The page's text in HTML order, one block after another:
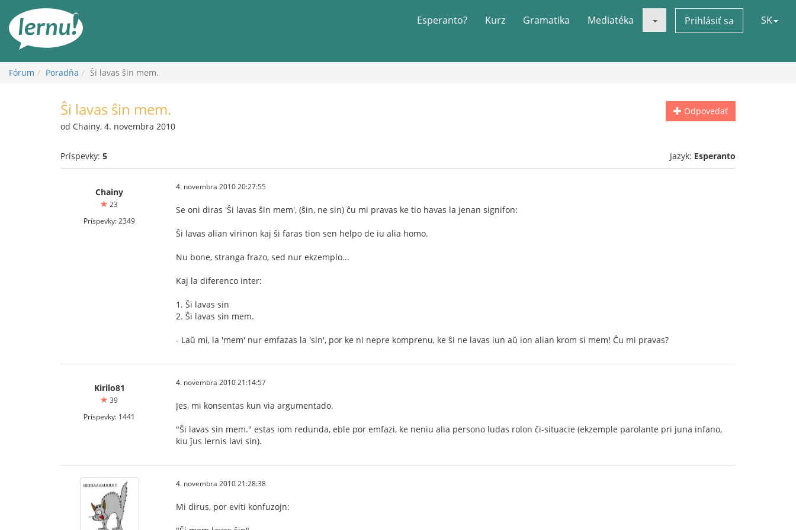
obsah
Esperanto? Kurz Gramatika Mediatéka Prihlásiť sa SK
Fórum Poradňa Ŝi lavas ŝin mem.
Odpovedať
Ŝi lavas ŝin mem.
od Chainy, 4. novembra 2010
Príspevky: 5 Jazyk: Esperanto
Chainy
23
Príspevky: 2349
4. novembra 2010 20:27:55
Se oni diras 'Ŝi lavas ŝin mem', (ŝin, ne sin) ĉu mi pravas ke tio havas la jenan signifon:
Ŝi lavas alian virinon kaj ŝi faras tion sen helpo de iu alia homo.
Nu bone, stranga frazo, sed nur ekzemplo...
Kaj la diferenco inter:
1. Ŝi lavas sin
2. Ŝi lavas sin mem.
- Laŭ mi, la 'mem' nur emfazas la 'sin', por ke ni nepre komprenu, ke ŝi ne lavas iun aŭ ion alian krom si mem! Ĉu mi pravas?
Kirilo81
39
Príspevky: 1441
4. novembra 2010 21:14:57
Jes, mi konsentas kun via argumentado.
"Ŝi lavas sin mem." estas iom redunda, eble por emfazi, ke neniu alia persono ludas rolon ĉi-situacie (ekzemple parolante pri juna infano,
kiu ĵus lernis lavi sin).
4. novembra 2010 21:28:38
Mi dirus, por eviti konfuzojn: